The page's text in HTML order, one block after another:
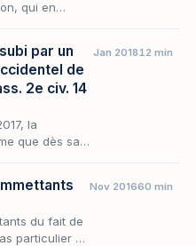
qui en
par un
de
2e civ. 14
la
que dès sa
Jan 201812 min
du fait de
particulier de
Nov 201660 min